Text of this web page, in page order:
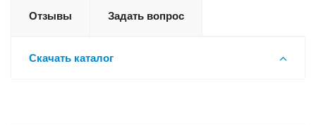
Отзывы Задать вопрос
Скачать каталог